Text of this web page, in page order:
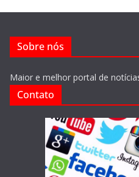
Sobre nós
Maior e melhor portal de
Contato